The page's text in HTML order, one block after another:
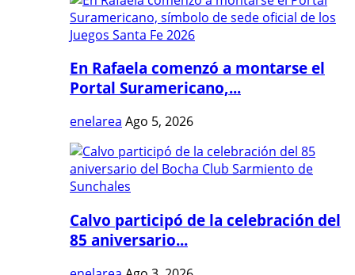
En Rafaela comenzó a montarse el
Portal Suramericano,...
enelarea Ago 5, 2026
Calvo participó de la celebración del
85 aniversario...